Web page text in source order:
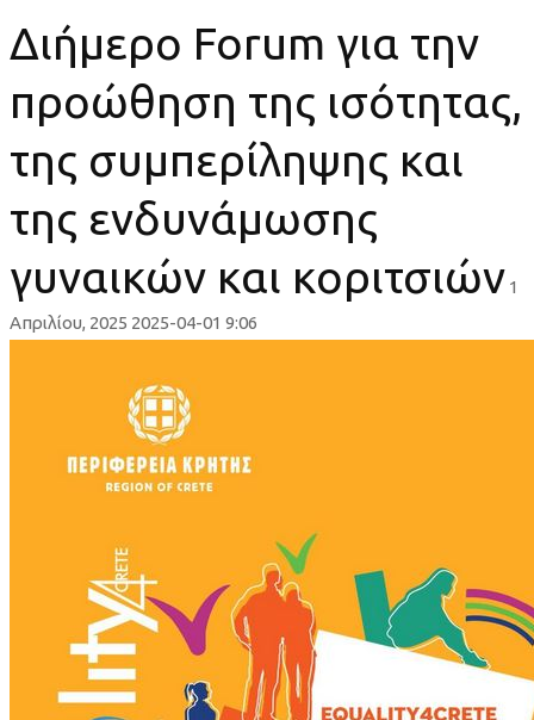
Διήμερο Forum για την
προώθηση της ισότητας,
της συμπερίληψης και
της ενδυνάμωσης
γυναικών και κοριτσιών 1
Απριλίου, 2025 2025-04-01 9:06
Forum
προώθηση
ισότητας,